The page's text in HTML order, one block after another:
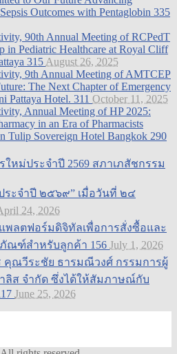
Outcomes with Pentaglobin 335
90th Annual Meeting of RCPedT
in Pediatric Healthcare at Royal Cliff
315 August 26, 2025
9th Annual Meeting of AMTCEP
The Next Chapter of Emergency
Pattaya Hotel. 311 October 11, 2025
Annual Meeting of HP 2025:
in an Era of Pharmacists
Tulip Sovereign Hotel Bangkok 290
ใหม่ประจำปี 2569 สภาเภสัชกรรม
ระจำปี ๒๕๖๙” เมื่อวันที่ ๒๔
24, 2026
แพลตฟอร์มดิจิทัลเพื่อการสั่งซื้อและ
ภัณฑ์สำหรับลูกค้า 156 July 1, 2026
ณวีระชัย ธารมณีวงศ์ กรรมการผู้
ลิส จำกัด ซึ่งได้ให้สัมภาษณ์กับ
June 25, 2026